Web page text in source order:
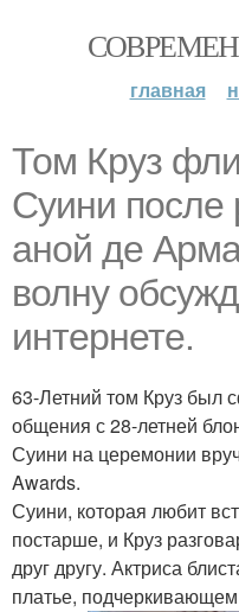
главная
Том Круз
Суини после
аной де
волну
интернете.
63-Летний том Круз был
общения с 28-летней
Суини на церемонии
Awards.
Суини, которая любит
постарше, и Круз
друг другу. Актриса
платье,